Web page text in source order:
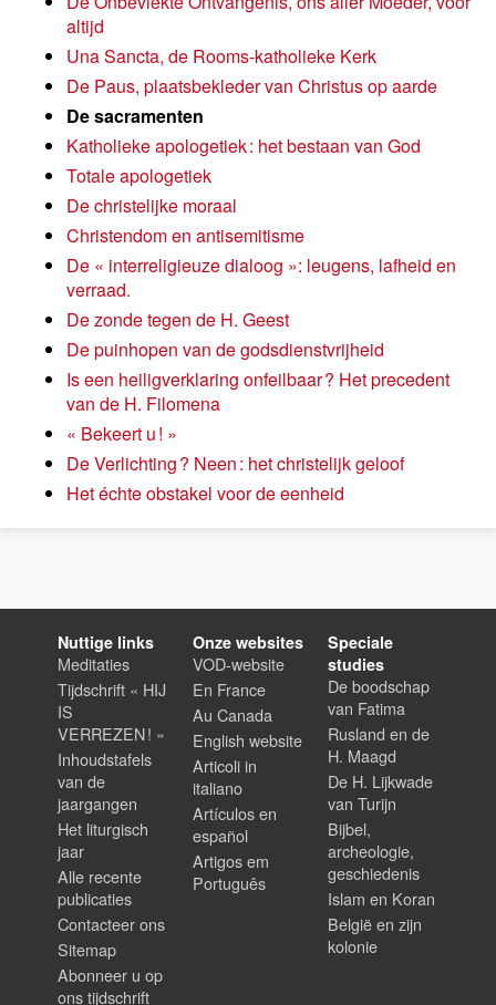
altijd
Una Sancta, de Rooms-katholieke Kerk
De Paus, plaatsbekleder van Christus op aarde
De sacramenten
Katholieke apologetiek : het bestaan van God
Totale apologetiek
De christelijke moraal
Christendom en antisemitisme
De « interreligieuze dialoog »: leugens, lafheid en
verraad.
De zonde tegen de H. Geest
De puinhopen van de godsdienstvrijheid
Is een heiligverklaring onfeilbaar ? Het precedent
van de H. Filomena
« Bekeert u ! »
De Verlichting ? Neen : het christelijk geloof
Het échte obstakel voor de eenheid
Nuttige links
Meditaties
Tijdschrift « HIJ
IS
VERREZEN ! »
Inhoudstafels
van de
jaargangen
Het liturgisch
jaar
Alle recente
publicaties
Contacteer ons
Sitemap
Abonneer u op
ons tijdschrift
Onze websites
VOD-website
En France
Au Canada
English website
Articoli in
italiano
Artículos en
español
Artigos em
Português
Speciale
studies
De boodschap
van Fatima
Rusland en de
H. Maagd
De H. Lijkwade
van Turijn
Bijbel,
archeologie,
geschiedenis
Islam en Koran
België en zijn
kolonie